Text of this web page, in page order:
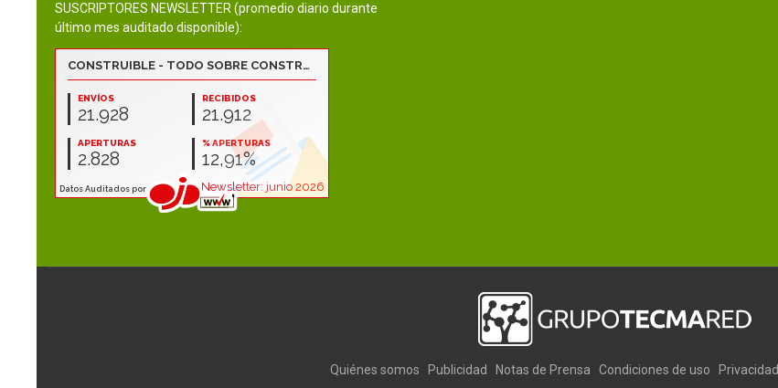
SUSCRIPTORES NEWSLETTER (promedio diario durante
último mes auditado disponible):
Quiénes somos Publicidad Notas de Prensa Condiciones de uso Privacidad